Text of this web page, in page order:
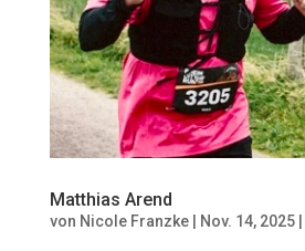
Matthias Arend
von Nicole Franzke| Nov. 14, 2025|